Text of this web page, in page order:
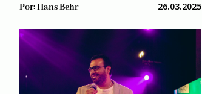
Por:Hans Behr 26.03.2025